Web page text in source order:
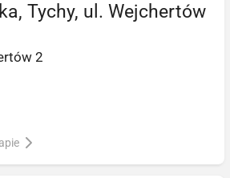
Tychy, ul. Wejchertów
2